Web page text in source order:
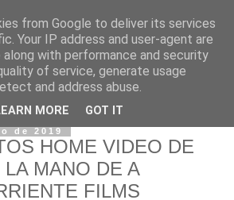
de 2019
HOME VIDEO DE
MANO DE A
FILMS
from Google to deliver its services
Your IP address and user-agent are
along with performance and security
of service, generate usage
and address abuse.
MORE GOT IT